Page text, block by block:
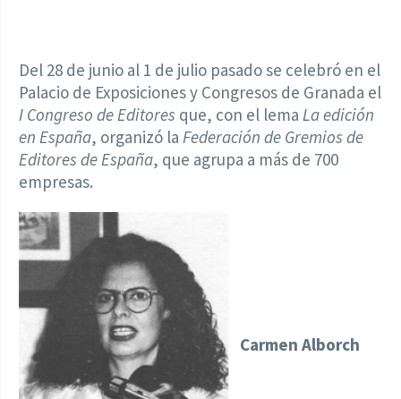
Del 28 de junio al 1 de julio pasado se celebró en el
Palacio de Exposiciones y Congresos de Granada el
I Congreso de Editores que, con el lema La edición
en España, organizó la Federación de Gremios de
Editores de España, que agrupa a más de 700
empresas.
Carmen Alborch